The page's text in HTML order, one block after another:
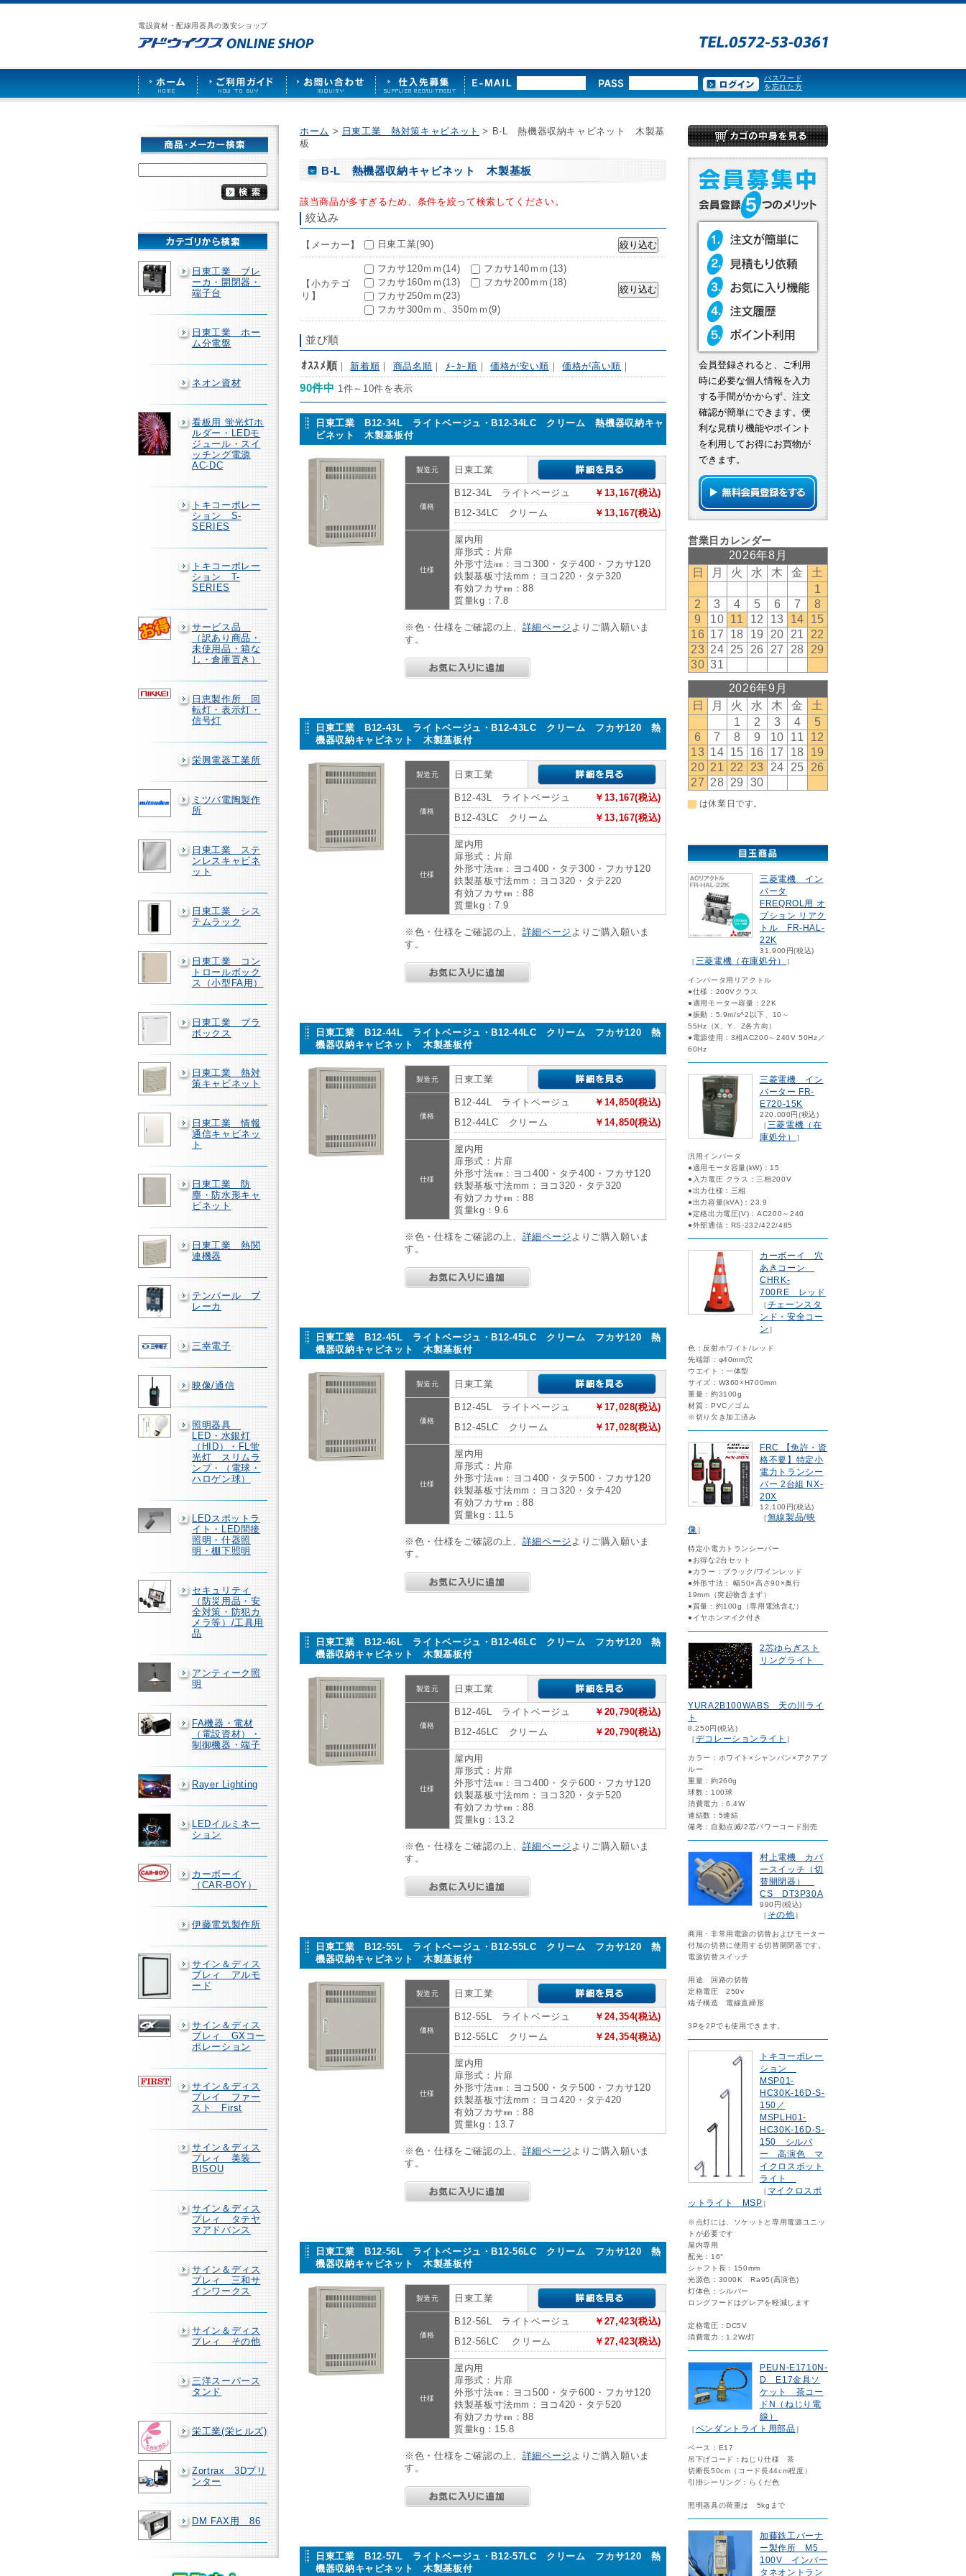
電設資材・配線用器具の激安ショップ
漏
カ
照
ア
ス
ご
ド
お
せ
仕
パスワード
を忘れた方
日東工業 ブレ
ーカ・開閉器・
端子台
日東工業 ホー
ム分電盤
ネオン資材
看板用 蛍光灯ホ
ルダー・LEDモ
ジュール・スイ
ッチング電源
AC-DC
トキコーポレー
ション S-
SERIES
トキコーポレー
ション T-
SERIES
サービス品
（訳あり商品・
未使用品・箱な
し・倉庫置き）
日恵製作所 回
転灯・表示灯・
信号灯
栄興電器工業所
ミツバ電陶製作
所
日東工業 ステ
ンレスキャビネ
ット
日東工業 シス
テムラック
日東工業 コン
トロールボック
ス（小型FA用）
日東工業 プラ
ボックス
日東工業 熱対
策キャビネット
日東工業 情報
通信キャビネッ
ト
日東工業 防
塵・防水形キャ
ビネット
日東工業 熱関
連機器
テンパール ブ
レーカ
三幸電子
映像/通信
照明器具
LED・水銀灯
（HID）・FL蛍
光灯 スリムラ
ンプ・（電球・
ハロゲン球）
LEDスポットラ
イト・LED間接
照明・什器照
明・棚下照明
セキュリティ
（防災用品・安
全対策・防犯カ
メラ等）/工具用
品
アンティーク照
明
FA機器・電材
（電設資材）・
制御機器・端子
Rayer Lighting
LEDイルミネー
ション
カーボーイ
（CAR-BOY）
伊藤電気製作所
サイン＆ディス
プレィ アルモ
ード
サイン＆ディス
プレィ GXコー
ポレーション
サイン＆ディス
プレイ ファー
スト First
サイン＆ディス
プレィ 美装
BISOU
サイン＆ディス
プレィ タテヤ
マアドバンス
サイン＆ディス
プレィ 三和サ
インワークス
サイン＆ディス
プレィ その他
三洋スーパース
タンド
栄工業(栄ヒルズ)
Zortrax 3Dプリ
ンター
DM FAX用 86
ホーム > 日東工業 熱対策キャビネット > B-L 熱機器収納キャビネット 木製基
板
B-L 熱機器収納キャビネット 木製基板
該当商品が多すぎるため、条件を絞って検索してください。
絞込み
【メーカー】 日東工業(90)
【小カテゴ
リ】
フカサ120ｍｍ(14)
フカサ140ｍｍ(13)
フカサ160ｍｍ(13)
フカサ200ｍｍ(18)
フカサ250ｍｍ(23)
フカサ300ｍｍ、350ｍｍ(9)
並び順
ｵｽｽﾒ順 ｜ 新着順 ｜ 商品名順 ｜ ﾒｰｶｰ順 ｜価格が安い順 ｜価格が高い順 ｜
90件中 1件～10件を表示
日東工業 B12-34L ライトベージュ・B12-34LC クリーム 熱機器収納キャ
ビネット 木製基板付
製造元 日東工業
価格
￥13,167(税込)
B12-34L ライトベージュ
￥13,167(税込)
B12-34LC クリーム
仕様
屋内用
扉形式：片扉
外形寸法㎜：ヨコ300・タテ400・フカサ120
鉄製基板寸法mm：ヨコ220・タテ320
有効フカサ㎜：88
質量kg：7.8
※色・仕様をご確認の上、 詳細ページ よりご購入願いま
す。
日東工業 B12-43L ライトベージュ・B12-43LC クリーム フカサ120 熱
機器収納キャビネット 木製基板付
製造元 日東工業
価格
￥13,167(税込)
B12-43L ライトベージュ
￥13,167(税込)
B12-43LC クリーム
仕様
屋内用
扉形式：片扉
外形寸法㎜：ヨコ400・タテ300・フカサ120
鉄製基板寸法mm：ヨコ320・タテ220
有効フカサ㎜：88
質量kg：7.9
※色・仕様をご確認の上、 詳細ページ よりご購入願いま
す。
日東工業 B12-44L ライトベージュ・B12-44LC クリーム フカサ120 熱
機器収納キャビネット 木製基板付
製造元 日東工業
価格
￥14,850(税込)
B12-44L ライトベージュ
￥14,850(税込)
B12-44LC クリーム
仕様
屋内用
扉形式：片扉
外形寸法㎜：ヨコ400・タテ400・フカサ120
鉄製基板寸法mm：ヨコ320・タテ320
有効フカサ㎜：88
質量kg：9.6
※色・仕様をご確認の上、 詳細ページ よりご購入願いま
す。
日東工業 B12-45L ライトベージュ・B12-45LC クリーム フカサ120 熱
機器収納キャビネット 木製基板付
製造元 日東工業
価格
￥17,028(税込)
B12-45L ライトベージュ
￥17,028(税込)
B12-45LC クリーム
仕様
屋内用
扉形式：片扉
外形寸法㎜：ヨコ400・タテ500・フカサ120
鉄製基板寸法mm：ヨコ320・タテ420
有効フカサ㎜：88
質量kg：11.5
※色・仕様をご確認の上、 詳細ページ よりご購入願いま
す。
日東工業 B12-46L ライトベージュ・B12-46LC クリーム フカサ120 熱
機器収納キャビネット 木製基板付
製造元 日東工業
価格
￥20,790(税込)
B12-46L ライトベージュ
￥20,790(税込)
B12-46LC クリーム
仕様
屋内用
扉形式：片扉
外形寸法㎜：ヨコ400・タテ600・フカサ120
鉄製基板寸法mm：ヨコ320・タテ520
有効フカサ㎜：88
質量kg：13.2
※色・仕様をご確認の上、 詳細ページ よりご購入願いま
す。
日東工業 B12-55L ライトベージュ・B12-55LC クリーム フカサ120 熱
機器収納キャビネット 木製基板付
製造元 日東工業
価格
￥24,354(税込)
B12-55L ライトベージュ
￥24,354(税込)
B12-55LC クリーム
仕様
屋内用
扉形式：片扉
外形寸法㎜：ヨコ500・タテ500・フカサ120
鉄製基板寸法mm：ヨコ420・タテ420
有効フカサ㎜：88
質量kg：13.7
※色・仕様をご確認の上、 詳細ページ よりご購入願いま
す。
日東工業 B12-56L ライトベージュ・B12-56LC クリーム フカサ120 熱
機器収納キャビネット 木製基板付
製造元 日東工業
価格
￥27,423(税込)
B12-56L ライトベージュ
￥27,423(税込)
B12-56LC クリーム
仕様
屋内用
扉形式：片扉
外形寸法㎜：ヨコ500・タテ600・フカサ120
鉄製基板寸法mm：ヨコ420・タテ520
有効フカサ㎜：88
質量kg：15.8
※色・仕様をご確認の上、 詳細ページ よりご購入願いま
す。
日東工業 B12-57L ライトベージュ・B12-57LC クリーム フカサ120 熱
機器収納キャビネット 木製基板付
会員登録されると、ご利用
時に必要な個人情報を入力
する手間がかからず、注文
確認が簡単にできます。便
利な見積り機能やポイント
を利用してお得にお買物が
できます。
三菱電機 イン
バータ
FREQROL用 オ
プション リアク
トル FR-HAL-
22K
31,900円(税込)
［三菱電機（在庫処分） ］
インバータ用リアクトル
●仕様：200Vクラス
●適用モーター容量：22K
●振動：5.9m/s^2以下、10～
55Hz（X、Y、Z各方向）
●電源使用：3相AC200～240V 50Hz／
60Hz
三菱電機 イン
バーター FR-
E720-15K
220,000円(税込)
［三菱電機（在
庫処分）
］
汎用インバータ
●適用モータ容量(kW)：15
●入力電圧 クラス：三相200V
●出力仕様：三相
●出力容量(kVA)：23.9
●定格出力電圧(V)：AC200～240
●外部通信：RS-232/422/485
カーボーイ 穴
あきコーン
CHRK-
700RE レッド
［チェーンスタ
ンド・安全コー
ン ］
色：反射ホワイト/レッド
先端部：φ40mm穴
ウエイト：一体型
サイズ：W360×H700mm
重量：約3100g
材質：PVC／ゴム
※切り欠き加工済み
FRC 【免許・資
格不要】特定小
電力トランシー
バー 2台組 NX-
20X
12,100円(税込)
［無線製品/映
像］
特定小電力トランシーバー
●お得な2台セット
●カラー：ブラック/ワインレッド
●外形寸法： 幅50×高さ90×奥行
19mm（突起物含まず）
●質量：約100g（専用電池含む）
●イヤホンマイク付き
2芯ゆらぎスト
リングライト
YURA2B100WABS 天の川ライ
ト
8,250円(税込)
［デコレーションライト ］
カラー：ホワイト×シャンパン×アクアブ
ルー
重量：約260g
球数：100球
消費電力：6.4W
連結数：5連結
備考：自動点滅/2芯パワーコード別売
村上電機 カバ
ースイッチ（切
替開閉器）
CS DT3P30A
990円(税込)
［ その他］
商用・非常用電源の切替およびモーター
付加の切替に使用する切替開閉器です。
電源切替スイッチ
用途 回路の切替
定格電圧 250v
端子構造 電線直締形
3Pを2Pでも使用できます。
トキコーポレー
ション
MSP01-
HC30K-16D-S-
150／
MSPLH01-
HC30K-16D-S-
150 シルバ
ー 高演色 マ
イクロスポット
ライト
［ マイクロスポ
ットライト MSP］
※点灯には、ソケットと専用電源ユニッ
トが必要です
屋内専用
配光：16°
シャフト長：150mm
光源色：3000K Ra95(高演色)
灯体色：シルバー
ロングフードはグレアを軽減します
定格電圧：DC5V
消費電力：1.2W/灯
PEUN-E1710N-
D E17金具ソ
ケット 茶コー
ドN（ねじり電
線）
［ペンダントライト用部品］
ベース：E17
吊下げコード：ねじり仕様 茶
切断長50cm（コード長44cm程度）
引掛シーリング：らくだ色
照明器具の荷重は 5kgまで
加藤鉄工バーナ
ー製作所 M5
100V インバー
タネオントラン